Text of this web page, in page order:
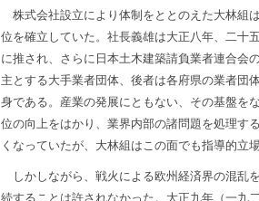
株式会社設立により体制をととのえた大林組
位を確立していた。社長義雄は大正八年、二十
に推され、さらに日本土木建築請負業者連合会
主とする大手業者団体、後者は各府県の業者団
身である。産業の発展にともない、その基盤を
位の向上をはかり、業界内部の諸問題を処理す
くなっていたが、大林組はこの面でも指導的立
しかしながら、戦火による欧州経済界の混乱
続することは許されなかった。大正九年（一九